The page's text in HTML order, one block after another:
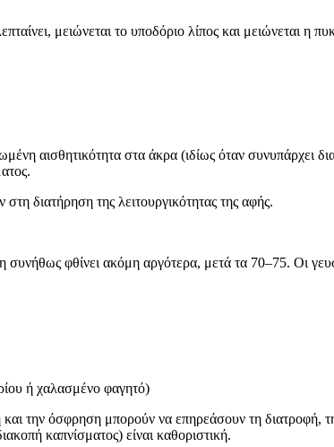
μειώνεται το υποδόριο λίπος και μειώνεται η
αισθητικότητα στα άκρα (ιδίως όταν συνυπάρχει
διατήρηση της λειτουργικότητας της αφής.
φθίνει ακόμη αργότερα, μετά τα 70–75. Οι
ή χαλασμένο φαγητό)
την όσφρηση μπορούν να επηρεάσουν τη διατροφή,
καπνίσματος) είναι καθοριστική.